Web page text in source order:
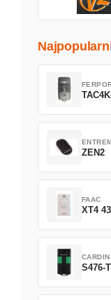
ZEN2
FAAC
XT4
CARDIN
S476-